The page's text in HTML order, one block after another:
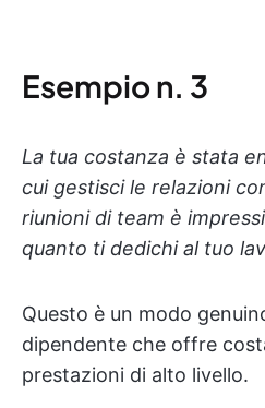
Esempio n. 3
La tua costanza è stata
cui gestisci le relazioni
riunioni di team è
quanto ti dedichi al tuo
Questo è un modo
dipendente che offre
prestazioni di alto livello.